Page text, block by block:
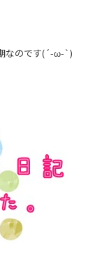
なのです(´-ω-`)